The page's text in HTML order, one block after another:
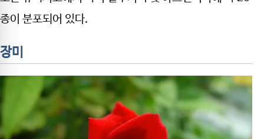
종이 분포되어 있다.
장미